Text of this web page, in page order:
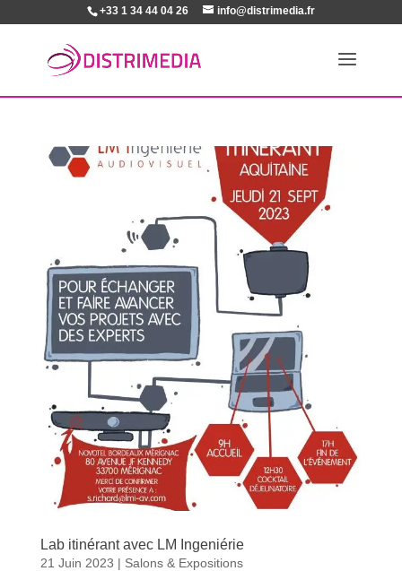
+33 1 34 44 04 26 info@distrimedia.fr
Lab itinérant avec LM Ingeniérie
21 Juin 2023 | Salons & Expositions